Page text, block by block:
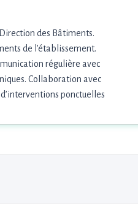
des Bâtiments.
de l’établissement.
régulière avec
Collaboration avec
ponctuelles